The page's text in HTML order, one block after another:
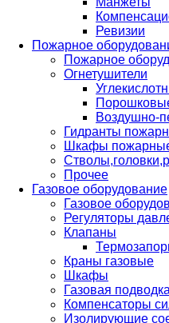
Ревизии
Пожарное
Пожарное
Огнетушители
Воздушно-
Гидранты
Шкафы
Прочее
Газовое оборудование
Газовое
Регуляторы
Клапаны
Краны газовые
Шкафы
Газовая подводка
Компенсаторы
Изолирующие